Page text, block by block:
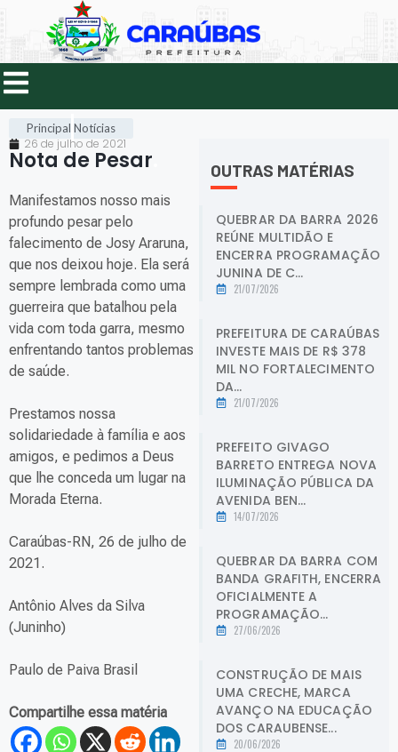
Principal Notícias
26 de julho de 2021
Nota de Pesar
Manifestamos nosso mais
profundo pesar pelo
falecimento de Josy Araruna,
que nos deixou hoje. Ela será
sempre lembrada como uma
guerreira que batalhou pela
vida com toda garra, mesmo
enfrentando tantos problemas
de saúde.
Prestamos nossa
solidariedade à família e aos
amigos, e pedimos a Deus
que lhe conceda um lugar na
Morada Eterna.
Caraúbas-RN, 26 de julho de
2021.
Antônio Alves da Silva
(Juninho)
Paulo de Paiva Brasil
Compartilhe essa matéria
OUTRAS MATÉRIAS
QUEBRAR DA BARRA 2026
REÚNE MULTIDÃO E
ENCERRA PROGRAMAÇÃO
JUNINA DE C...
21/07/2026
PREFEITURA DE CARAÚBAS
INVESTE MAIS DE R$ 378
MIL NO FORTALECIMENTO
DA...
21/07/2026
PREFEITO GIVAGO
BARRETO ENTREGA NOVA
ILUMINAÇÃO PÚBLICA DA
AVENIDA BEN...
14/07/2026
QUEBRAR DA BARRA COM
BANDA GRAFITH, ENCERRA
OFICIALMENTE A
PROGRAMAÇÃO...
27/06/2026
CONSTRUÇÃO DE MAIS
UMA CRECHE, MARCA
AVANÇO NA EDUCAÇÃO
DOS CARAUBENSE...
20/06/2026